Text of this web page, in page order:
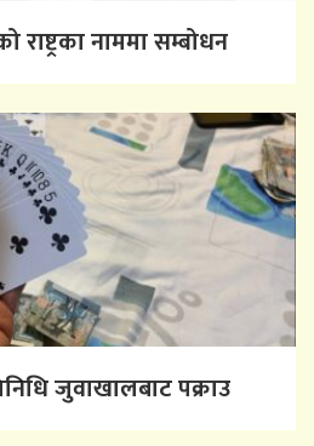
राष्ट्रका नाममा सम्बोधन
जुवाखालबाट पक्राउ